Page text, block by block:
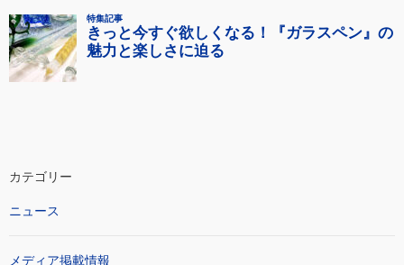
カテゴリー
ニュース
メディア掲載情報